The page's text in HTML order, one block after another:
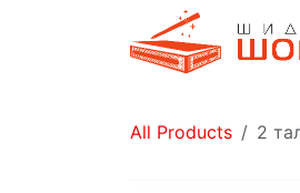
All Products